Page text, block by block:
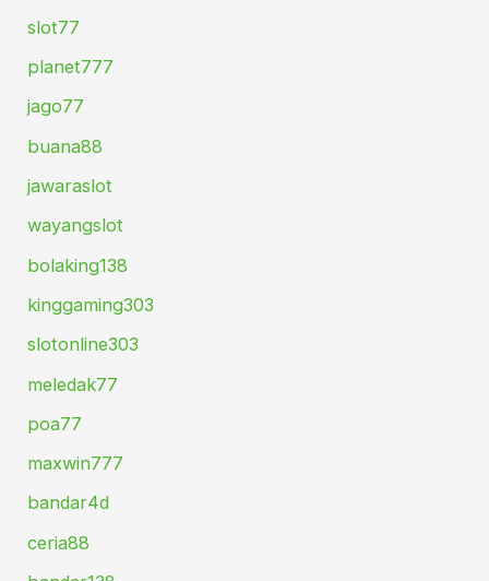
slot77
planet777
jago77
buana88
jawaraslot
wayangslot
bolaking138
kinggaming303
slotonline303
meledak77
poa77
maxwin777
bandar4d
ceria88